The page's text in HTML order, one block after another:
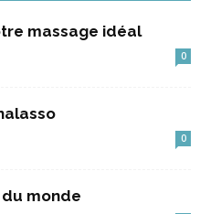
massage idéal
0
0
monde